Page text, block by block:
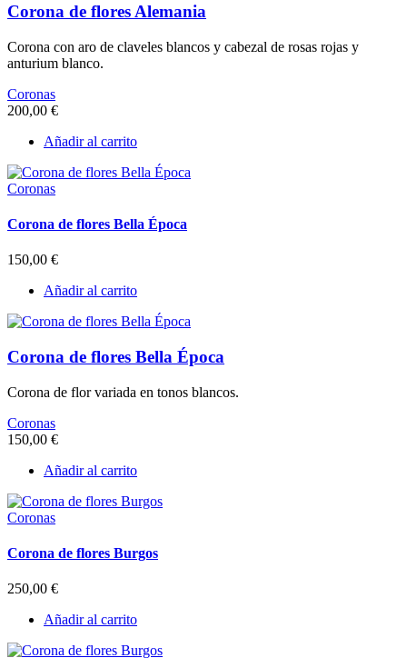
Corona de flores Alemania
Corona con aro de claveles blancos y cabezal de rosas rojas y
anturium blanco.
Coronas
200,00 €
Añadir al carrito
Coronas
Corona de flores Bella Época
150,00 €
Añadir al carrito
Corona de flores Bella Época
Corona de flor variada en tonos blancos.
Coronas
150,00 €
Añadir al carrito
Coronas
Corona de flores Burgos
250,00 €
Añadir al carrito